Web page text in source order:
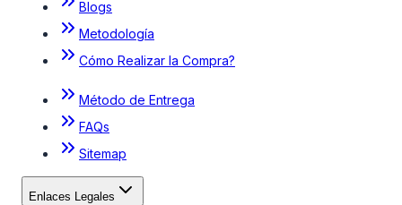
Blogs
Metodología
Cómo Realizar la Compra?
Método de Entrega
FAQs
Sitemap
Enlaces Legales